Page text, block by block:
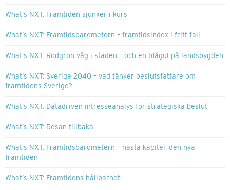
What’s NXT: Framtiden sjunker i kurs
What’s NXT: Framtidsbarometern – framtidsindex i fritt fall
What’s NXT: Rödgrön våg i staden – och en blågul på landsbygden
What’s NXT: Sverige 2040 – vad tänker beslutsfattare om
framtidens Sverige?
What’s NXT: Datadriven intresseanalys för strategiska beslut
What’s NXT: Resan tillbaka
What’s NXT: Framtidsbarometern – nästa kapitel, den nya
framtiden
What’s NXT: Framtidens hållbarhet